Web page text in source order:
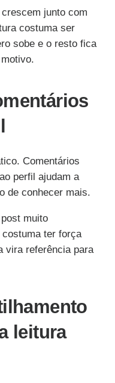
junto com
costuma ser
sobe e o resto fica
Comentários
perfil ajudam a
de conhecer mais.
muito
ter força
vira referência para
leitura